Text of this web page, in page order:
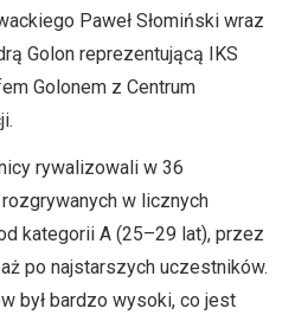
Paweł Słomiński wraz
Golon reprezentującą IKS
Golonem z Centrum
rywalizowali w 36
rozgrywanych w licznych
kategorii A (25–29 lat), przez
po najstarszych uczestników.
był bardzo wysoki, co jest